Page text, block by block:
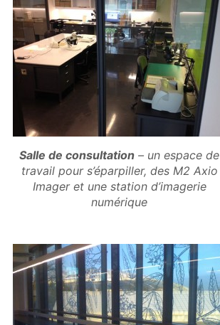
Salle de consultation – un espace de
travail pour s’éparpiller, des M2 Axio
Imager et une station d’imagerie
numérique